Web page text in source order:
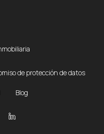
de protección de datos
Blog